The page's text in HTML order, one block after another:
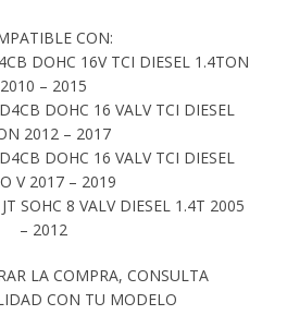
CON:
DOHC 16V TCI DIESEL 1.4TON
2010 – 2015
DOHC 16 VALV TCI DIESEL
2012 – 2017
DOHC 16 VALV TCI DIESEL
V 2017 – 2019
SOHC 8 VALV DIESEL 1.4T 2005
– 2012
LA COMPRA, CONSULTA
CON TU MODELO